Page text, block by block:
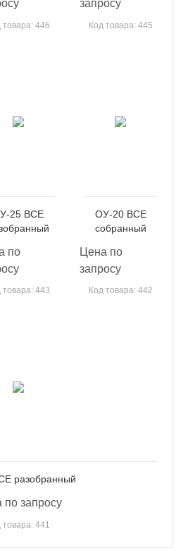
товара: 446
запросу
Код товара: 445
25 ВСЕ
по
товара: 443
ОУ-20 ВСЕ
собранный
Цена по
запросу
Код товара: 442
разобранный
по запросу
товара: 441